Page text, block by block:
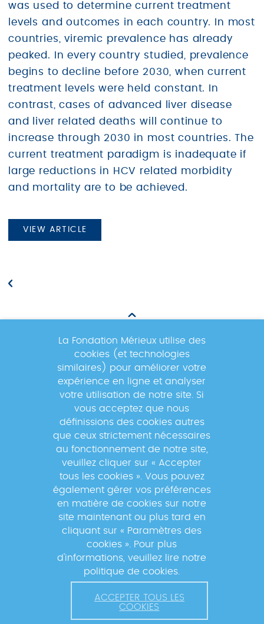
was used to determine current treatment
levels and outcomes in each country. In most
countries, viremic prevalence has already
peaked. In every country studied, prevalence
begins to decline before 2030, when current
treatment levels were held constant. In
contrast, cases of advanced liver disease
and liver related deaths will continue to
increase through 2030 in most countries. The
current treatment paradigm is inadequate if
large reductions in HCV related morbidity
and mortality are to be achieved.
VIEW ARTICLE
Newsletter
Inscrivez-vous à la newsletter pour
suivre les actualités du réseau GABRIEL
En s'inscrivant à la newsletter, vos données seront
traitées par la Fondation Mérieux pour vous envoyer des
informations sur nos activités et vous informer des
événements à venir. Pour plus d'informations, veuillez
Politique de confidentialité
La Fondation Mérieux utilise des
cookies (et technologies
similaires) pour améliorer votre
expérience en ligne et analyser
votre utilisation de notre site. Si
vous acceptez que nous
définissions des cookies autres
que ceux strictement nécessaires
au fonctionnement de notre site,
veuillez cliquer sur « Accepter
tous les cookies ». Vous pouvez
également gérer vos préférences
en matière de cookies sur notre
site maintenant ou plus tard en
cliquant sur « Paramètres des
cookies ». Pour plus
d'informations, veuillez lire notre
politique de cookies.
ACCEPTER TOUS LES
COOKIES